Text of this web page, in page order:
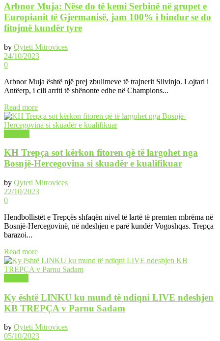
Arbnor Muja: Nëse do të kemi Serbinë në grupet e
Europianit të Gjermanisë, jam 100% i bindur se do
fitojmë kundër tyre
by Qyteti Mitrovices
24/10/2023
0
Arbnor Muja është një prej zbulimeve të trajnerit Silvinjo. Lojtari i
Antëerp, i cili arriti të shënonte edhe në Champions...
Read more
KH Trepça sot kërkon fitoren që të largohet nga
Bosnjë-Hercegovina si skuadër e kualifikuar
by Qyteti Mitrovices
22/10/2023
0
Hendbollistët e Trepçës shfaqën nivel të lartë të premten mbrëma në
Bosnjë-Hercegovinë, në ndeshjen e parë kundër Vogoshqas. Trepça
barazoi...
Read more
Ky është LINKU ku mund të ndiqni LIVE ndeshjen
KB TREPÇA v Parnu Sadam
by Qyteti Mitrovices
05/10/2023